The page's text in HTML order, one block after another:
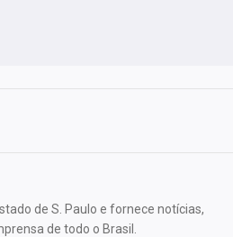
de S. Paulo e fornece notícias,
de todo o Brasil.